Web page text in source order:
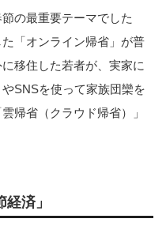
の最重要テーマでした
「オンライン帰省」が普
移住した若者が、実家に
SNSを使って家族団欒を
帰省（クラウド帰省）」
済」